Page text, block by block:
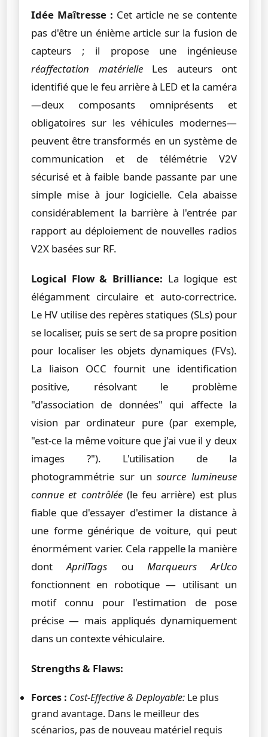
Idée Maîtresse : Cet article ne se contente
pas d'être un énième article sur la fusion de
capteurs ; il propose une ingénieuse
réaffectation matérielleLes auteurs ont
identifié que le feu arrière à LED et la caméra
—deux composants omniprésents et
obligatoires sur les véhicules modernes—
peuvent être transformés en un système de
communication et de télémétrie V2V
sécurisé et à faible bande passante par une
simple mise à jour logicielle. Cela abaisse
considérablement la barrière à l'entrée par
rapport au déploiement de nouvelles radios
V2X basées sur RF.
Logical Flow & Brilliance: La logique est
élégamment circulaire et auto-correctrice.
Le HV utilise des repères statiques (SLs) pour
se localiser, puis se sert de sa propre position
pour localiser les objets dynamiques (FVs).
La liaison OCC fournit une identification
positive, résolvant le problème
"d'association de données" qui affecte la
vision par ordinateur pure (par exemple,
"est-ce la même voiture que j'ai vue il y deux
images ?"). L'utilisation de la
photogrammétrie sur unsource lumineuse
connue et contrôlée(le feu arrière) est plus
fiable que d'essayer d'estimer la distance à
une forme générique de voiture, qui peut
énormément varier. Cela rappelle la manière
dontAprilTags ou Marqueurs ArUco
fonctionnent en robotique — utilisant un
motif connu pour l'estimation de pose
précise — mais appliqués dynamiquement
dans un contexte véhiculaire.
Strengths & Flaws:
Forces : Cost-Effective & Deployable: Le plus
grand avantage. Dans le meilleur des
scénarios, pas de nouveau matériel requis